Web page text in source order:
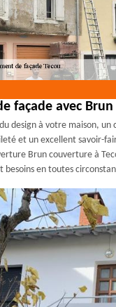
façade avec
design à votre maison,
et un excellent savoir-
Brun couverture à
besoins en toutes